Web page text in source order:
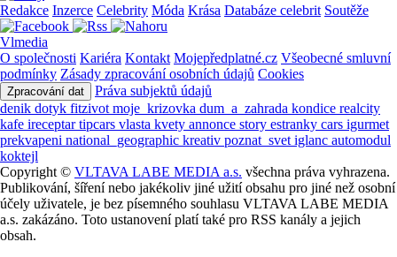
Redakce Inzerce Celebrity Móda Krása Databáze celebrit Soutěže
Vlmedia
O společnosti Kariéra Kontakt Mojepředplatné.cz Všeobecné smluvní
podmínky Zásady zpracování osobních údajů Cookies
Zpracování dat
Práva subjektů údajů
denik dotyk fitzivot moje_krizovka dum_a_zahrada kondice realcity
kafe ireceptartipcars vlasta kvety annonce story estranky cars igurmet
prekvapeni national_geographic kreativ poznat_svet iglanc automodul
koktejl
Copyright © VLTAVA LABE MEDIA a.s. všechna práva vyhrazena.
Publikování, šíření nebo jakékoliv jiné užití obsahu pro jiné než osobní
účely uživatele, je bez písemného souhlasu VLTAVA LABE MEDIA
a.s. zakázáno. Toto ustanovení platí také pro RSS kanály a jejich
obsah.